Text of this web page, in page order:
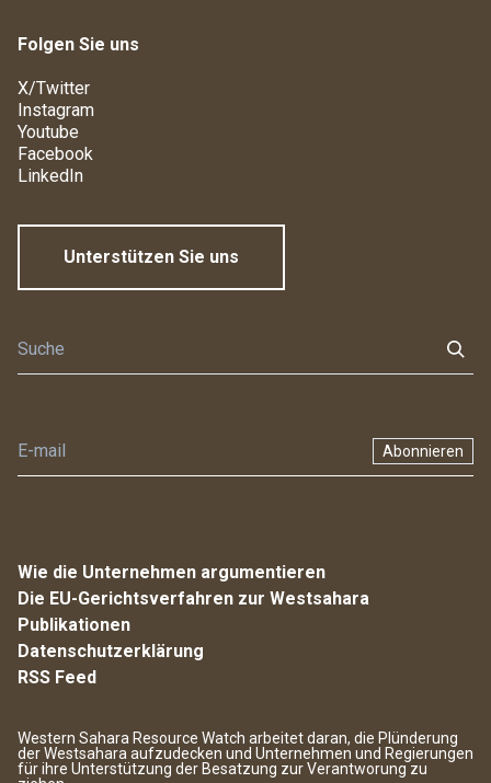
Folgen Sie uns
X/Twitter
Instagram
Youtube
Facebook
LinkedIn
Unterstützen Sie uns
Abonnieren
Wie die Unternehmen argumentieren
Die EU-Gerichtsverfahren zur Westsahara
Publikationen
Datenschutzerklärung
RSS Feed
Western Sahara Resource Watch arbeitet daran, die Plünderung
der Westsahara aufzudecken und Unternehmen und Regierungen
für ihre Unterstützung der Besatzung zur Verantworung zu